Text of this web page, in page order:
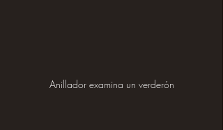
Anillador examina un verderón